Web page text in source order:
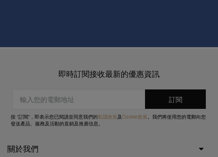
即時訂閱接收最新的優惠資訊
按 “訂閱”，即表示您已閱讀並同意我們的私隱政策及Cookie政策。我們將使用您的電郵向您
發送產品、服務及活動的直銷及推廣信息。
關於我們